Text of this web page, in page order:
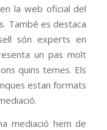
la web oficial del
També es destaca
són experts en
un pas molt
quins temes. Els
estan formats
mediació hem de